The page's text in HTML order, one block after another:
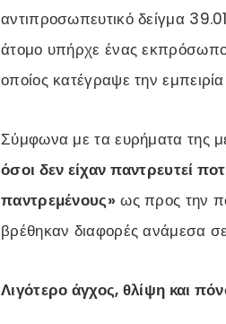
αντιπροσωπευτικό δείγμα
άτομο υπήρχε ένας
οποίος κατέγραψε την
Σύμφωνα με τα ευρήματα της
όσοι δεν είχαν παντρευτεί
παντρεμένους» ως προς την
βρέθηκαν διαφορές ανάμεσα
Λιγότερο άγχος, θλίψη και